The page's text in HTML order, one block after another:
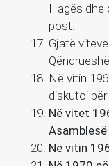
Hagës dhe
post.
Gjatë
Në vitin
diskutoi
Në vitet
Në vitin